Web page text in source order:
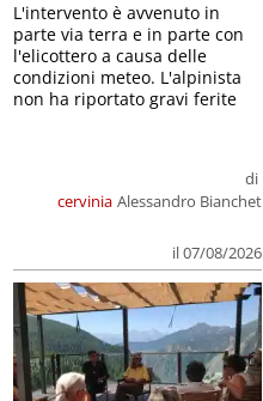
cervinia
di
Alessandro Bianchet
il 07/08/2026
L'intervento è avvenuto in
parte via terra e in parte con
l'elicottero a causa delle
condizioni meteo. L'alpinista
non ha riportato gravi ferite